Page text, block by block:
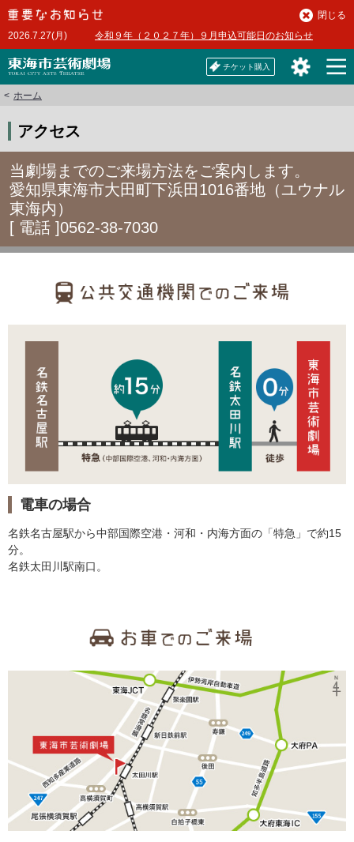
本
文
へ2026.7.27(月) 令和９年（２０２７年）９月申込可能日のお知らせ
閉じる
チケット購入
ホーム
アクセス
当劇場までのご来場方法をご案内します。
愛知県東海市大田町下浜田1016番地（ユウナル
東海内）
[ 電話 ]0562-38-7030
電車の場合
名鉄名古屋駅から中部国際空港・河和・内海方面の「特急」で約15
分。
名鉄太田川駅南口。